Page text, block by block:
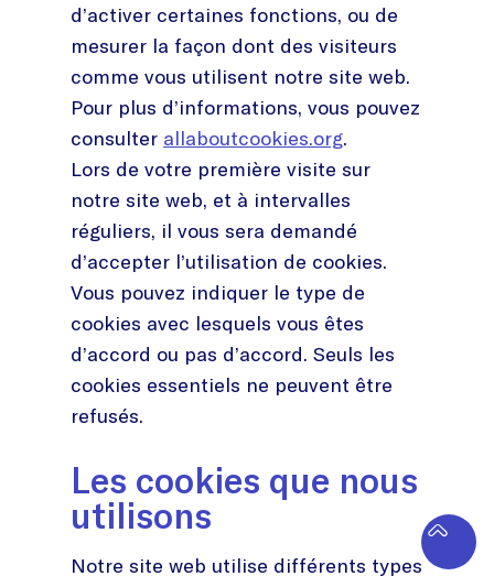
d’activer certaines fonctions, ou de
mesurer la façon dont des visiteurs
comme vous utilisent notre site web.
Pour plus d’informations, vous pouvez
consulter allaboutcookies.org.
Lors de votre première visite sur
notre site web, et à intervalles
réguliers, il vous sera demandé
d’accepter l’utilisation de cookies.
Vous pouvez indiquer le type de
cookies avec lesquels vous êtes
d’accord ou pas d’accord. Seuls les
cookies essentiels ne peuvent être
refusés.
Les cookies que nous
utilisons
Notre site web utilise différents types